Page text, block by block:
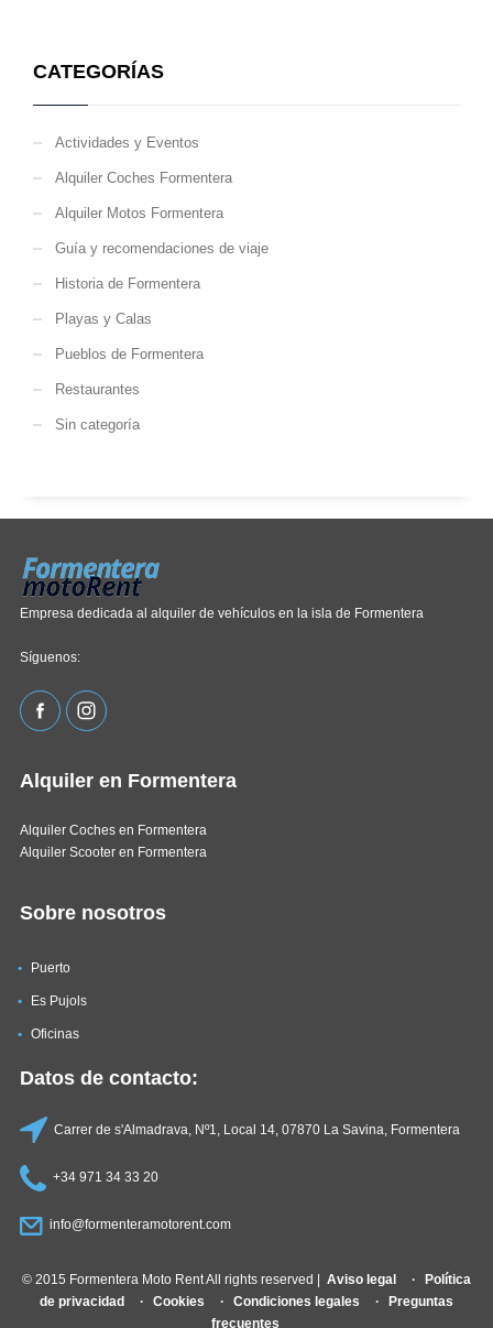
CATEGORÍAS
Actividades y Eventos
Alquiler Coches Formentera
Alquiler Motos Formentera
Guía y recomendaciones de viaje
Historia de Formentera
Playas y Calas
Pueblos de Formentera
Restaurantes
Sin categoría
Empresa dedicada al alquiler de vehículos en la isla de Formentera
Síguenos:
Alquiler en Formentera
Alquiler Coches en Formentera
Alquiler Scooter en Formentera
Sobre nosotros
Puerto
Es Pujols
Oficinas
Datos de contacto:
Carrer de s'Almadrava, Nº1, Local 14, 07870 La Savina, Formentera
+34 971 34 33 20
info@formenteramotorent.com
© 2015 Formentera Moto Rent All rights reserved | Aviso legal
Política
de privacidad
Cookies Condiciones legales
Preguntas
frecuentes